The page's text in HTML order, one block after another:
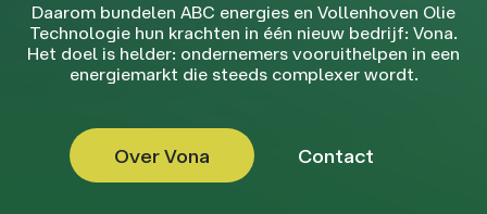
Daarom bundelen ABC energies en Vollenhoven Olie
Technologie hun krachten in één nieuw bedrijf: Vona.
Het doel is helder: ondernemers vooruithelpen in een
energiemarkt die steeds complexer wordt.
Over Vona Contact